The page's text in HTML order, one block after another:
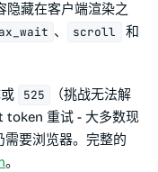
隐藏在客户端渲染之
、 scroll 和
525
（挑战无法解
token 重试 - 大多数现
要浏览器。完整的
。